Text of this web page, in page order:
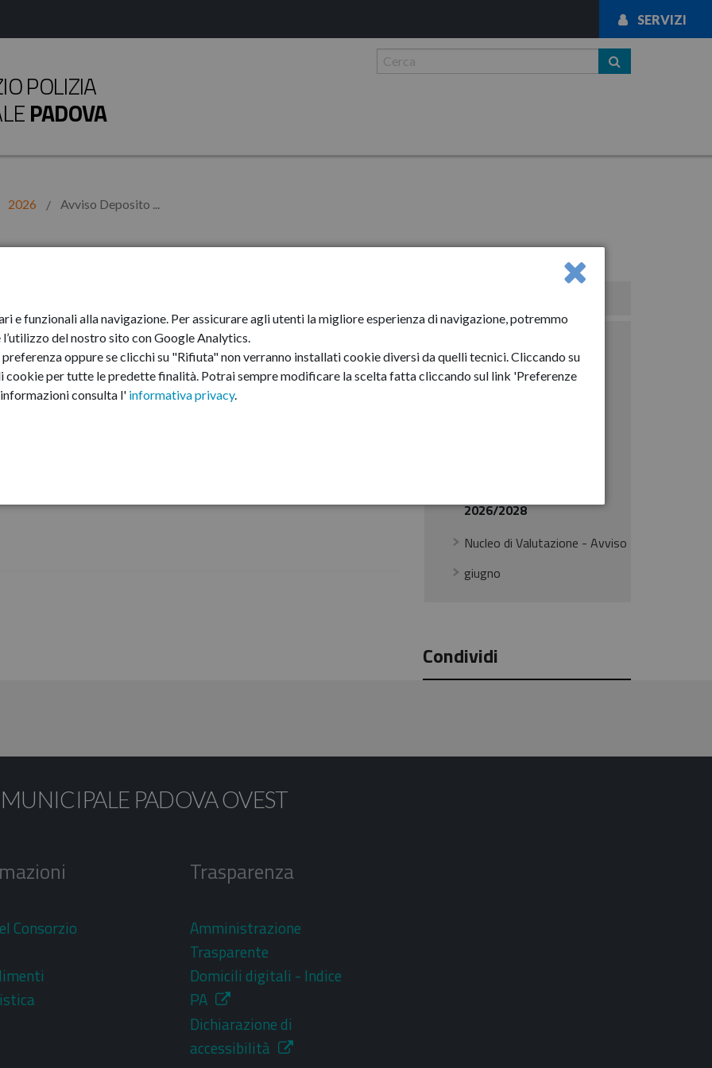
e funzionali alla navigazione. Per assicurare agli utenti la migliore esperienza di navigazione, potremmo
del nostro sito con Google Analytics.
preferenza oppure se clicchi su "Rifiuta" non verranno installati cookie diversi da quelli tecnici. Cliccando su
cookie per tutte le predette finalità. Potrai sempre modificare la scelta fatta cliccando sul link 'Preferenze
consulta l' informativa privacy.
SERVIZI
POLIZIA
PADOVA
2026 Avviso Deposito ...
PIAO 2026/2028
Rischi Corruttivi e
(PIAO) 2026 e
2026
2023
2026/2028
Nucleo di Valutazione - Avviso
giugno
Condividi
PADOVA OVEST
Consorzio
Trasparenza
Amministrazione
Trasparente
Domicili digitali - Indice
PA
Dichiarazione di
accessibilità